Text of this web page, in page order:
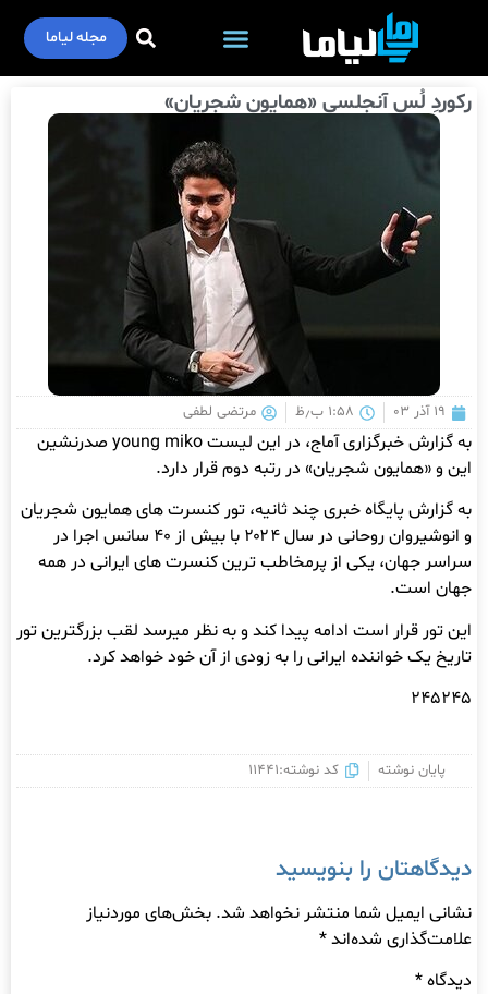
مجله لیاما
رکوردِ لُس آنجلسی «همایون شجریان»
۱۹ آذر ۰۳ ۱:۵۸ ب٫ظ مرتضی لطفی
به گزارش خبرگزاری آماج، در این لیست young miko صدرنشین
این و «همایون شجریان» در رتبه دوم قرار دارد.
به گزارش پایگاه خبری چند ثانیه، تور کنسرت های همایون شجریان
و انوشیروان روحانی در سال ۲۰۲۴ با بیش از ۴۰ سانس اجرا در
سراسر جهان، یکی از پرمخاطب ترین کنسرت های ایرانی در همه
جهان است.
این تور قرار است ادامه پیدا کند و به نظر میرسد لقب بزرگترین تور
تاریخ یک خواننده ایرانی را به زودی از آن خود خواهد کرد.
۲۴۵۲۴۵
پایان نوشته کد نوشته:11441
دیدگاهتان را بنویسید
نشانی ایمیل شما منتشر نخواهد شد. بخش‌های موردنیاز
علامت‌گذاری شده‌اند*
دیدگاه*